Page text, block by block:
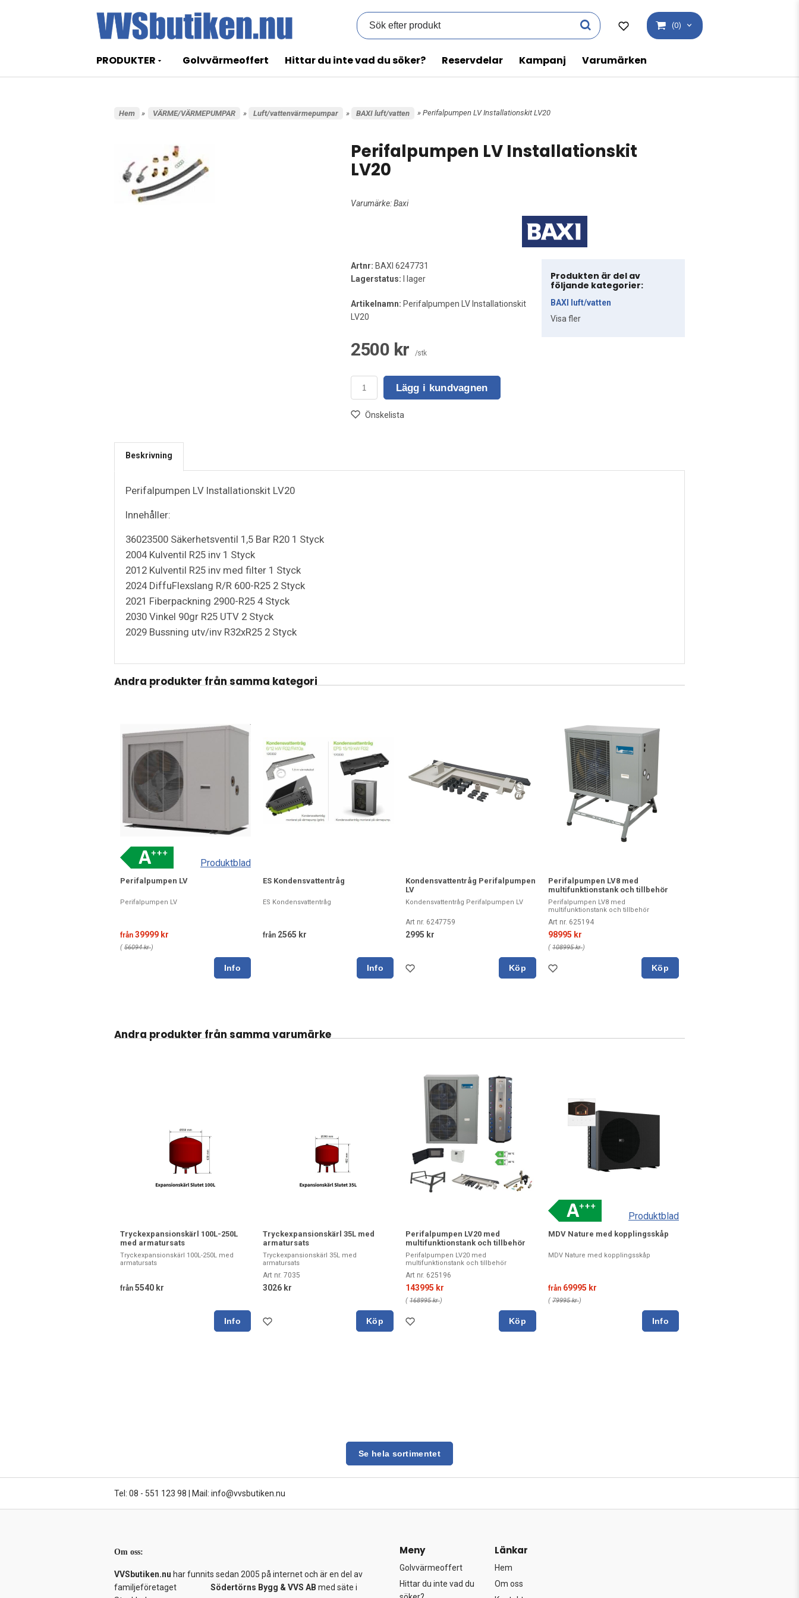
(0)
PRODUKTER Golvvärmeoffert Hittar du inte vad du söker? Reservdelar Kampanj Varumärken
Hem » VÄRME/VÄRMEPUMPAR » Luft/vattenvärmepumpar » BAXI luft/vatten » Perifalpumpen LV Installationskit LV20
Perifalpumpen LV Installationskit
LV20
Varumärke:Baxi
Artnr: BAXI 6247731
Lagerstatus: I lager
Artikelnamn: Perifalpumpen LV Installationskit
LV20
2500 kr /stk
Lägg i kundvagnen
Önskelista
Produkten är del av
följande kategorier:
BAXI luft/vatten
Visa fler
Beskrivning
Perifalpumpen LV Installationskit LV20
Innehåller:
36023500 Säkerhetsventil 1,5 Bar R20 1 Styck
2004 Kulventil R25 inv 1 Styck
2012 Kulventil R25 inv med filter 1 Styck
2024 DiffuFlexslang R/R 600-R25 2 Styck
2021 Fiberpackning 2900-R25 4 Styck
2030 Vinkel 90gr R25 UTV 2 Styck
2029 Bussning utv/inv R32xR25 2 Styck
Andra produkter från samma kategori
Produktblad
Perifalpumpen LV
Perifalpumpen LV
från 39999 kr
( 56094 kr)
ES Kondensvattentråg
ES Kondensvattentråg
från 2565 kr
Kondensvattentråg Perifalpumpen
LV
Kondensvattentråg Perifalpumpen LV
Art nr. 6247759
2995 kr
Köp
Perifalpumpen LV8 med
multifunktionstank och tillbehör
Perifalpumpen LV8 med
multifunktionstank och tillbehör
Art nr. 625194
98995 kr
( 108995 kr)
Köp
Andra produkter från samma varumärke
Tryckexpansionskärl 100L-250L
med armatursats
Tryckexpansionskärl 100L-250L med
armatursats
från 5540 kr
Tryckexpansionskärl 35L med
armatursats
Tryckexpansionskärl 35L med
armatursats
Art nr. 7035
3026 kr
Köp
Perifalpumpen LV20 med
multifunktionstank och tillbehör
Perifalpumpen LV20 med
multifunktionstank och tillbehör
Art nr. 625196
143995 kr
( 168995 kr)
Köp
Produktblad
MDV Nature med kopplingsskåp
MDV Nature med kopplingsskåp
från 69995 kr
( 79995 kr)
Se hela sortimentet
Tel: 08 - 551 123 98 Mail: info@vvsbutiken.nu
Om oss:
VVSbutiken.nu har funnits sedan 2005 på internet och är en del av
familjeföretaget Södertörns Bygg & VVS AB med säte i
Meny
Golvvärmeoffert
Hittar du inte vad du
Länkar
Hem
Om oss